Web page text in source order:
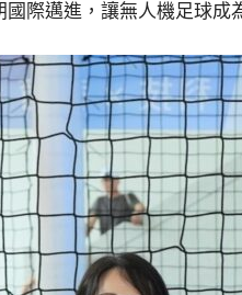
際邁進，讓無人機足球成